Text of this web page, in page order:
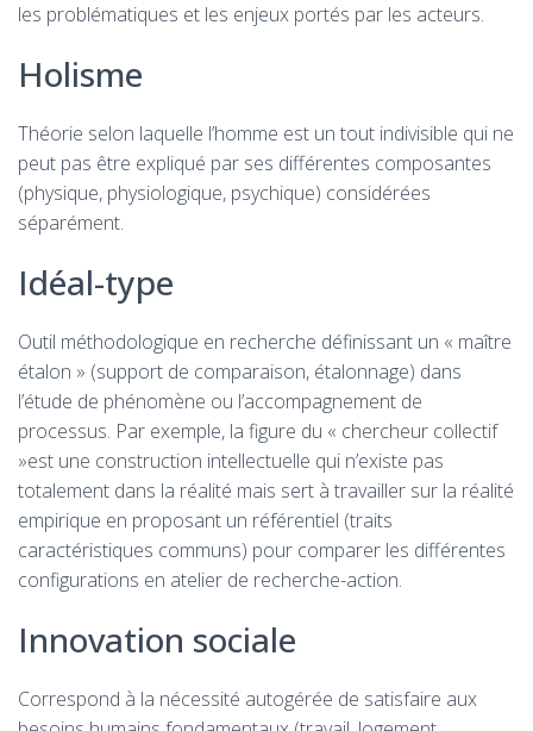
les problématiques et les enjeux portés par les acteurs.
Holisme
Théorie selon laquelle l’homme est un tout indivisible qui ne
peut pas être expliqué par ses différentes composantes
(physique, physiologique, psychique) considérées
séparément.
Idéal-type
Outil méthodologique en recherche définissant un « maître
étalon » (support de comparaison, étalonnage) dans
l’étude de phénomène ou l’accompagnement de
processus. Par exemple, la figure du « chercheur collectif
»est une construction intellectuelle qui n’existe pas
totalement dans la réalité mais sert à travailler sur la réalité
empirique en proposant un référentiel (traits
caractéristiques communs) pour comparer les différentes
configurations en atelier de recherche-action.
Innovation sociale
Correspond à la nécessité autogérée de satisfaire aux